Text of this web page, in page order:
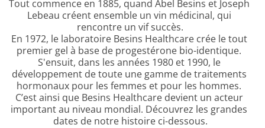
Tout commence en 1885, quand Abel Besins et Joseph
Lebeau créent ensemble un vin médicinal, qui
rencontre un vif succès.
En 1972, le laboratoire Besins Healthcare crée le tout
premier gel à base de progestérone bio-identique.
S'ensuit, dans les années 1980 et 1990, le
développement de toute une gamme de traitements
hormonaux pour les femmes et pour les hommes.
C’est ainsi que Besins Healthcare devient un acteur
important au niveau mondial. Découvrez les grandes
dates de notre histoire ci-dessous.